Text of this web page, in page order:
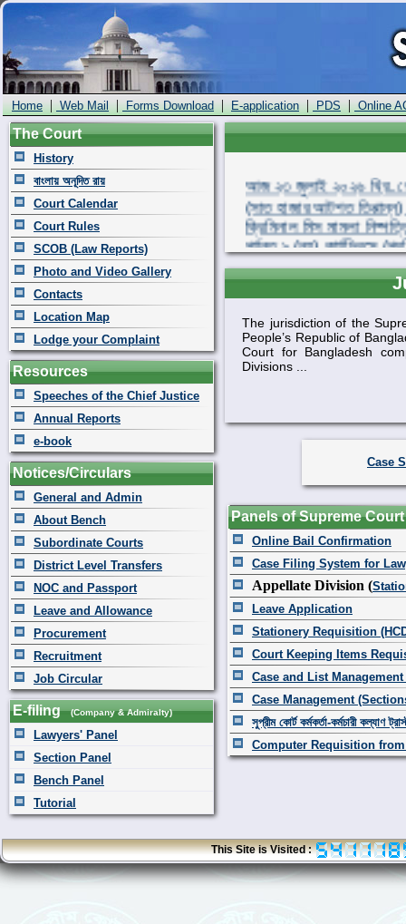
Home | Web Mail | Forms Download | E-application | PDS | Online
The Court
History
বাংলায় অনূদিত রায়
Court Calendar
Court Rules
SCOB (Law Reports)
Photo and Video Gallery
Contacts
Location Map
Lodge your Complaint
Resources
Speeches of the Chief Justice
Annual Reports
e-book
Notices/Circulars
General and Admin
About Bench
Subordinate Courts
District Level Transfers
NOC and Passport
Leave and Allowance
Procurement
Recruitment
Job Circular
E-filing (Company & Admiralty)
Lawyers' Panel
Section Panel
Bench Panel
Tutorial
আজ ২৩ জুলাই ২০২৬ খ্রি.
(সাত হাজার আটশত তিপ্পান্ন)
ক্রিমিনাল মিস মামলা
পর্যন্ত ৯ (নয়) কার্যদিবসে
পুরাতন ক্রিমিনাল মিস
মামলা মিলিয়ে মোট ৪২,৬৯৯
The jurisdiction of the
People’s Republic of
Court for Bangladesh
Divisions ...
Case
Panels of Supreme Court
Online Bail Confirmation
Case Filing System for
Appellate Division (
Leave Application
Stationery Requisition
Court Keeping Items
Case and List Management
Case Management
সুপ্রীম কোর্ট কর্মকর্তা-কর্মচারী কল্যাণ
Computer Requisition
This Site is Visited :